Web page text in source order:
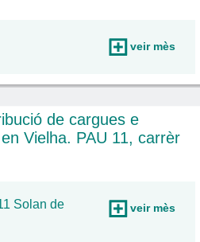
veir mès
de cargues e
Vielha. PAU 11, carrèr
Solan de
veir mès